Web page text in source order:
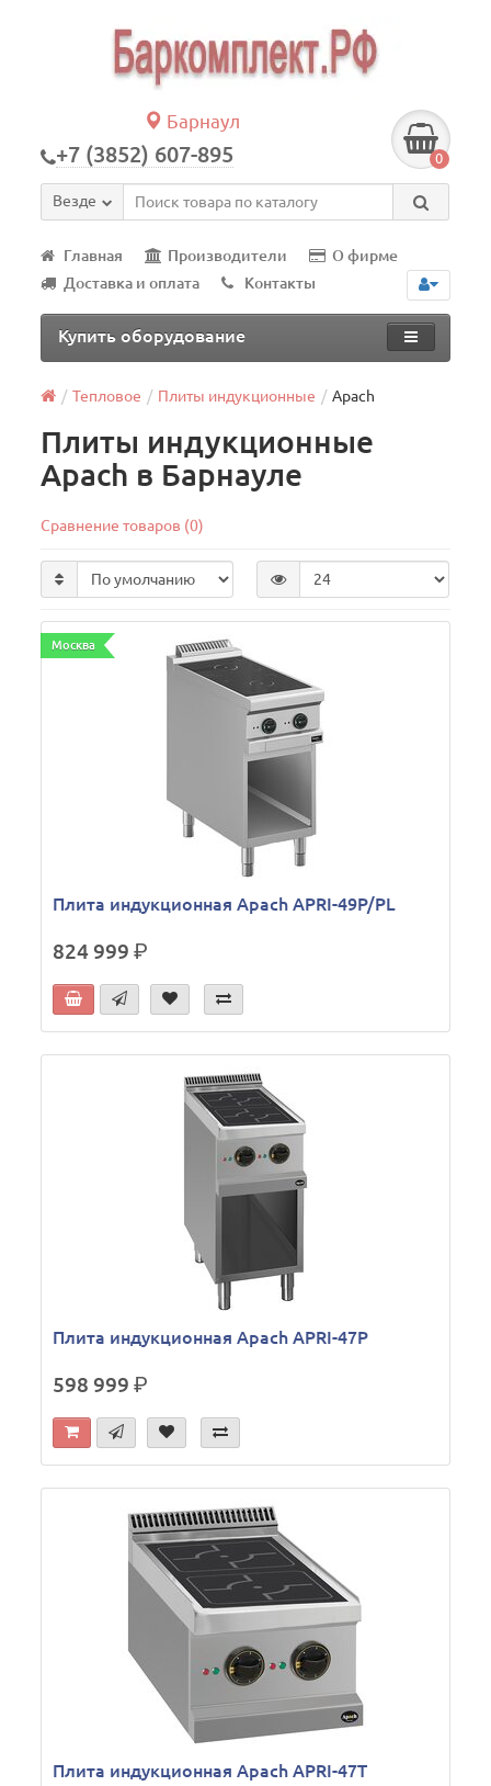
Барнаул
+7 (3852) 607-895 0
Везде
Главная Производители
О фирме
Доставка и оплата
Контакты
Купить оборудование
Тепловое Плиты индукционные Apach
Плиты индукционные
Apach в Барнауле
Сравнение товаров (0)
Москва
Плита индукционная Apach APRI-49P/PL
824 999р.
Плита индукционная Apach APRI-47P
598 999р.
Плита индукционная Apach APRI-47T